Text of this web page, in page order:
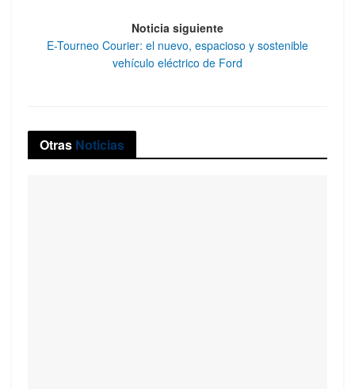
Noticia siguiente
E-Tourneo Courier: el nuevo, espacioso y sostenible
vehículo eléctrico de Ford
Otras Noticias